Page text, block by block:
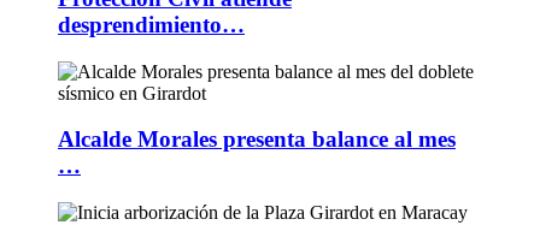
desprendimiento…
Alcalde Morales presenta balance al mes
…